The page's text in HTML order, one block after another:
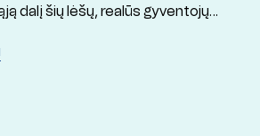
dalį šių lėšų, realūs gyventojų